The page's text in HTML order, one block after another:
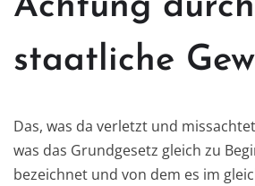
Achtung
staatliche
Das, was da verletzt und
was das Grundgesetz gleich zu
bezeichnet und von dem es im